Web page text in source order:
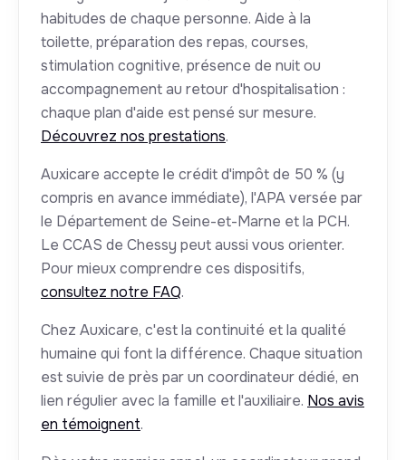
habitudes de chaque personne. Aide à la
toilette, préparation des repas, courses,
stimulation cognitive, présence de nuit ou
accompagnement au retour d'hospitalisation :
chaque plan d'aide est pensé sur mesure.
Découvrez nos prestations.
Auxicare accepte le crédit d'impôt de 50 % (y
compris en avance immédiate), l'APA versée par
le Département de Seine-et-Marne et la PCH.
Le CCAS de Chessy peut aussi vous orienter.
Pour mieux comprendre ces dispositifs,
consultez notre FAQ.
Chez Auxicare, c'est la continuité et la qualité
humaine qui font la différence. Chaque situation
est suivie de près par un coordinateur dédié, en
lien régulier avec la famille et l'auxiliaire. Nos avis
en témoignent.